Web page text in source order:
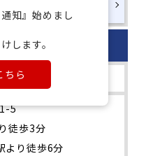
キャンパス
5
徒歩3分
より徒歩6分
知』始めまし
します。
ちら